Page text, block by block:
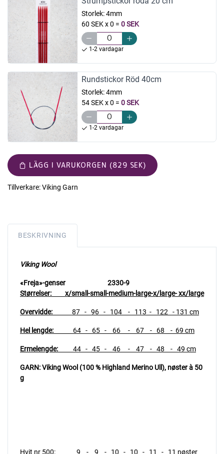
Storlek:4mm
60 SEK x 0 = 0 SEK
1-2 vardagar
Rundstickor Röd 40cm
Storlek:4mm
54 SEK x 0 = 0 SEK
1-2 vardagar
LÄGG I VARUKORGEN (829 SEK)
Tillverkare:Viking Garn
BESKRIVNING
Viking Wool
«Freja»-genser 2330-9
Størrelser: x/small-small-medium-large-x/large- xx/large
Overvidde: 87 - 96 - 104 - 113 - 122 - 131 cm
Hel lengde: 64 - 65 - 66 - 67 - 68 - 69 cm
Ermelengde: 44 - 45 - 46 - 47 - 48 - 49 cm
GARN: Viking Wool (100 % Highland Merino Ull), nøster à 50
g
Hvit nr 500: 9 - 9 - 10 - 10 - 11 - 11 nøster